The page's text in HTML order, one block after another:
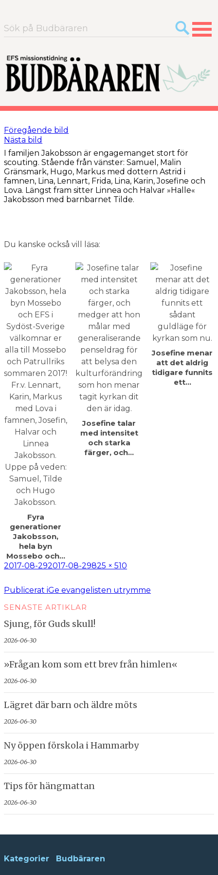
Sök
efter:
Föregående bild
Nästa bild
I familjen Jakobsson är engagemanget stort för
scouting. Stående från vänster: Samuel, Malin
Gränsmark, Hugo, Markus med dottern Astrid i
famnen, Lina, Lennart, Frida, Lina, Karin, Josefine och
Lova. Längst fram sitter Linnea och Halvar »Halle«
Jakobsson med barnbarnet Tilde.
Du kanske också vill läsa:
Fyra
generationer
Jakobsson,
hela byn
Mossebo och…
Josefine talar
med intensitet
och starka
färger, och…
Josefine menar
att det aldrig
tidigare funnits
ett…
Postat
2017-08-292017-08-29Full
825 × 510
Inläggsnavigering
Publicerat iGe evangelisten utrymme
SENASTE ARTIKLAR
Sjung, för Guds skull!
2026-06-30
»Frågan kom som ett brev från himlen«
2026-06-30
Lägret där barn och äldre möts
2026-06-30
Ny öppen förskola i Hammarby
2026-06-30
Tips för hängmattan
2026-06-30
Kategorier Budbäraren